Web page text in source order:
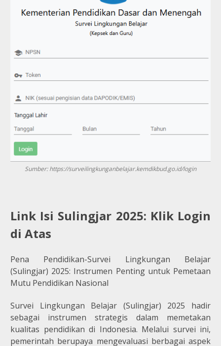
Sumber: https://surveilingkunganbelajar.kemdikbud.go.id/login
Link Isi Sulingjar 2025: Klik Login
di Atas
Pena Pendidikan-Survei Lingkungan Belajar
(Sulingjar) 2025: Instrumen Penting untuk Pemetaan
Mutu Pendidikan Nasional
Survei Lingkungan Belajar (Sulingjar) 2025 hadir
sebagai instrumen strategis dalam memetakan
kualitas pendidikan di Indonesia. Melalui survei ini,
pemerintah berupaya mengevaluasi berbagai aspek